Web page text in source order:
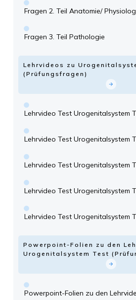
Fragen 2. Teil Anatomie/
Fragen 3. Teil Pathologie
Lehrvideos zu
(Prüfungsfragen)
Lehrvideo Test Urogenitalsystem
Lehrvideo Test Urogenitalsystem
Lehrvideo Test Urogenitalsystem
Lehrvideo Test Urogenitalsystem
Lehrvideo Test Urogenitalsystem
Powerpoint-Folien zu den
Urogenitalsystem Test
Powerpoint-Folien zu den